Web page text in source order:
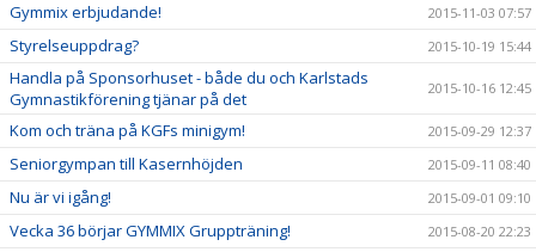
Gymmix erbjudande! 2015-11-03 07:57
Styrelseuppdrag? 2015-10-19 15:44
Handla på Sponsorhuset - både du och Karlstads
Gymnastikförening tjänar på det
2015-10-16 12:45
Kom och träna på KGFs minigym! 2015-09-29 12:37
Seniorgympan till Kasernhöjden 2015-09-11 08:40
Nu är vi igång! 2015-09-01 09:10
Vecka 36 börjar GYMMIX Gruppträning! 2015-08-20 22:23